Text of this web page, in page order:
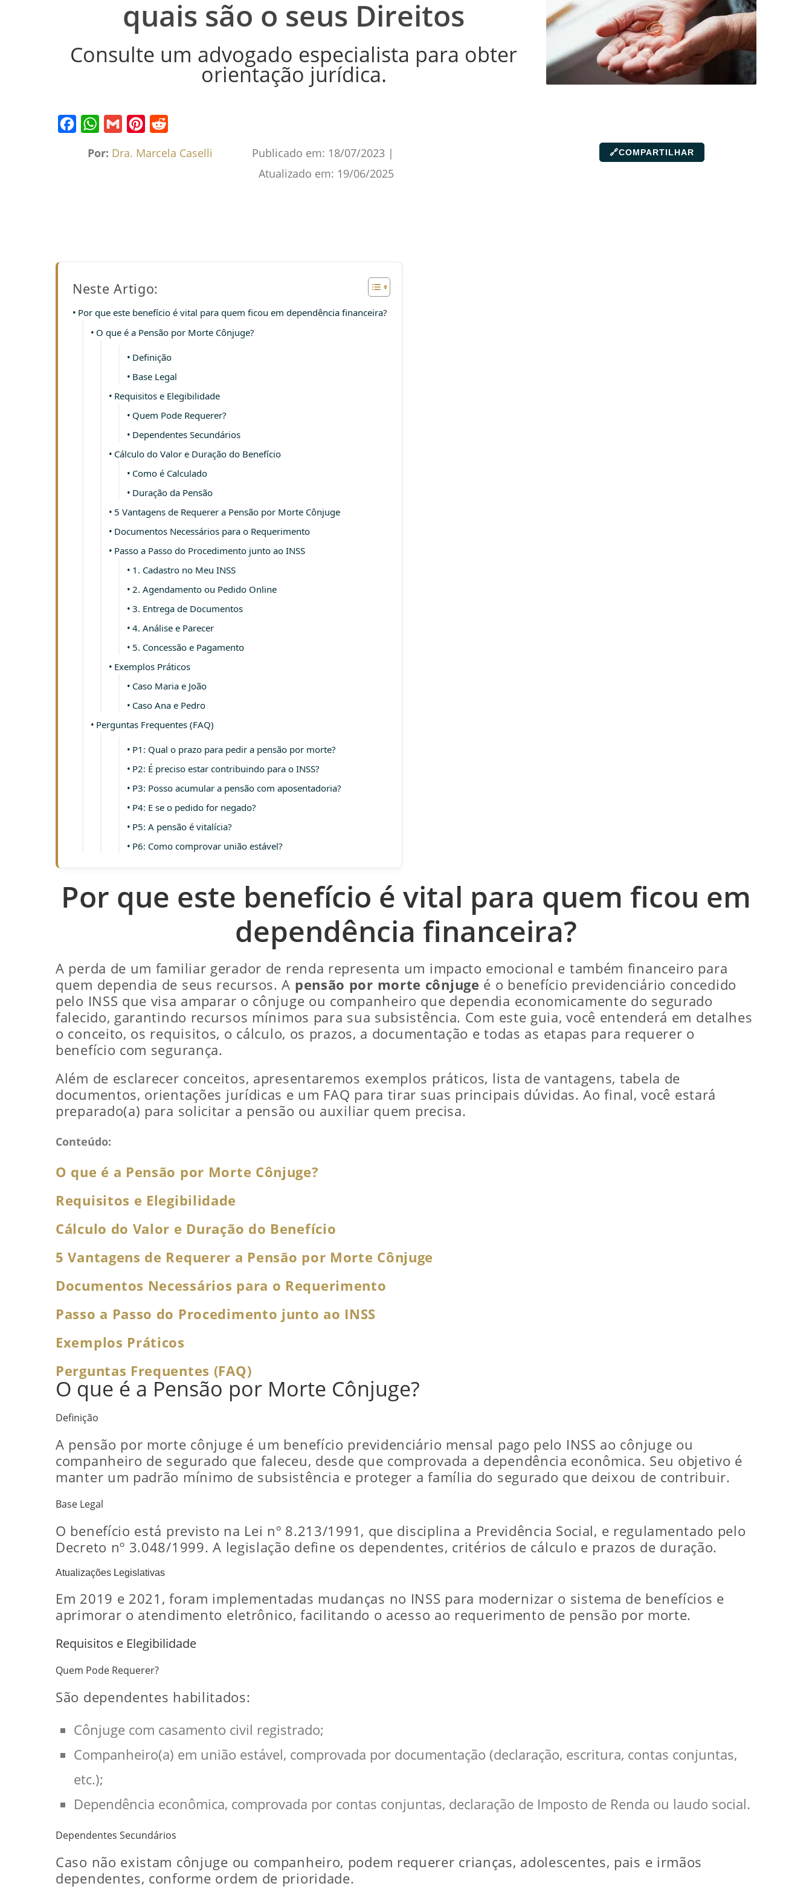
quais são o seus Direitos
Consulte um advogado especialista para obter
orientação jurídica.
Por: Dra. Marcela Caselli Publicado em: 18/07/2023 |
Atualizado em: 19/06/2025
🔗COMPARTILHAR
Neste Artigo:
Por que este benefício é vital para quem ficou em dependência financeira?
O que é a Pensão por Morte Cônjuge?
Definição
Base Legal
Requisitos e Elegibilidade
Quem Pode Requerer?
Dependentes Secundários
Cálculo do Valor e Duração do Benefício
Como é Calculado
Duração da Pensão
5 Vantagens de Requerer a Pensão por Morte Cônjuge
Documentos Necessários para o Requerimento
Passo a Passo do Procedimento junto ao INSS
1. Cadastro no Meu INSS
2. Agendamento ou Pedido Online
3. Entrega de Documentos
4. Análise e Parecer
5. Concessão e Pagamento
Exemplos Práticos
Caso Maria e João
Caso Ana e Pedro
Perguntas Frequentes (FAQ)
P1: Qual o prazo para pedir a pensão por morte?
P2: É preciso estar contribuindo para o INSS?
P3: Posso acumular a pensão com aposentadoria?
P4: E se o pedido for negado?
P5: A pensão é vitalícia?
P6: Como comprovar união estável?
Por que este benefício é vital para quem ficou em
dependência financeira?
A perda de um familiar gerador de renda representa um impacto emocional e também financeiro para
quem dependia de seus recursos. A pensão por morte cônjuge é o benefício previdenciário concedido
pelo INSS que visa amparar o cônjuge ou companheiro que dependia economicamente do segurado
falecido, garantindo recursos mínimos para sua subsistência. Com este guia, você entenderá em detalhes
o conceito, os requisitos, o cálculo, os prazos, a documentação e todas as etapas para requerer o
benefício com segurança.
Além de esclarecer conceitos, apresentaremos exemplos práticos, lista de vantagens, tabela de
documentos, orientações jurídicas e um FAQ para tirar suas principais dúvidas. Ao final, você estará
preparado(a) para solicitar a pensão ou auxiliar quem precisa.
Conteúdo:
O que é a Pensão por Morte Cônjuge?
Requisitos e Elegibilidade
Cálculo do Valor e Duração do Benefício
5 Vantagens de Requerer a Pensão por Morte Cônjuge
Documentos Necessários para o Requerimento
Passo a Passo do Procedimento junto ao INSS
Exemplos Práticos
Perguntas Frequentes (FAQ)
O que é a Pensão por Morte Cônjuge?
Definição
A pensão por morte cônjuge é um benefício previdenciário mensal pago pelo INSS ao cônjuge ou
companheiro de segurado que faleceu, desde que comprovada a dependência econômica. Seu objetivo é
manter um padrão mínimo de subsistência e proteger a família do segurado que deixou de contribuir.
Base Legal
O benefício está previsto na Lei nº 8.213/1991, que disciplina a Previdência Social, e regulamentado pelo
Decreto nº 3.048/1999. A legislação define os dependentes, critérios de cálculo e prazos de duração.
Atualizações Legislativas
Em 2019 e 2021, foram implementadas mudanças no INSS para modernizar o sistema de benefícios e
aprimorar o atendimento eletrônico, facilitando o acesso ao requerimento de pensão por morte.
Requisitos e Elegibilidade
Quem Pode Requerer?
São dependentes habilitados:
Cônjuge com casamento civil registrado;
Companheiro(a) em união estável, comprovada por documentação (declaração, escritura, contas conjuntas,
etc.);
Dependência econômica, comprovada por contas conjuntas, declaração de Imposto de Renda ou laudo social.
Dependentes Secundários
Caso não existam cônjuge ou companheiro, podem requerer crianças, adolescentes, pais e irmãos
dependentes, conforme ordem de prioridade.